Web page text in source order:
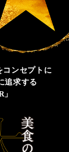
』
缶数量限
コンセプトに
追求する